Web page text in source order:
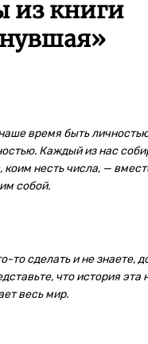
из книги
время быть
Каждый из нас
коим несть числа, —
собой.
то сделать и не знаете,
что история эта
весь мир.